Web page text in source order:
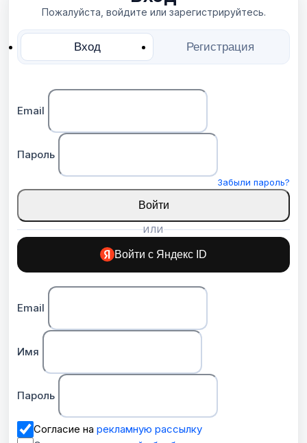
Пожалуйста, войдите или зарегистрируйтесь.
Вход Регистрация
Email
Пароль
Забыли пароль?
Войти
ИЛИ
Войти с Яндекс ID
Email
Имя
Пароль
Согласие на рекламную рассылку